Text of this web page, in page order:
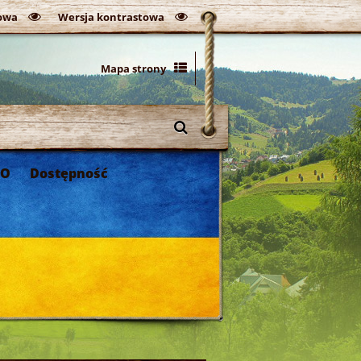
Wersja kontrastowa
Mapa strony
Dostępność